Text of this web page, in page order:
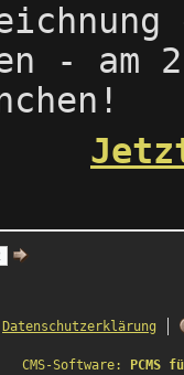
- am
Datenschutzerklärung
CMS-Software: PCMS